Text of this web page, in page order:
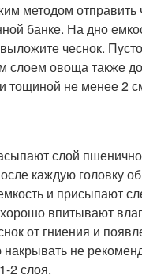
методом отправить
банке. На дно
чеснок.
слоем овоща также
тощиной не менее 2
слой
каждую головку
и присыпают
впитывают
от гниения и
не
2 слоя.